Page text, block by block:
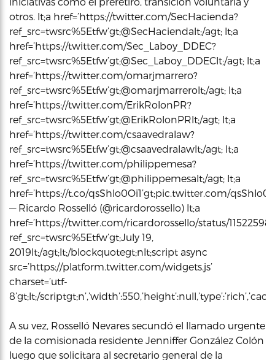
otros. lt;a href=’https://twitter.com/SecHacienda?
ref_src=twsrc%5Etfw’gt;@SecHaciendalt;/agt; lt;a
href=’https://twitter.com/Sec_Laboy_DDEC?
ref_src=twsrc%5Etfw’gt;@Sec_Laboy_DDEClt;/agt; lt;a
href=’https://twitter.com/omarjmarrero?
ref_src=twsrc%5Etfw’gt;@omarjmarrerolt;/agt; lt;a
href=’https://twitter.com/ErikRolonPR?
ref_src=twsrc%5Etfw’gt;@ErikRolonPRlt;/agt; lt;a
href=’https://twitter.com/csaavedralaw?
ref_src=twsrc%5Etfw’gt;@csaavedralawlt;/agt; lt;a
href=’https://twitter.com/philippemesa?
ref_src=twsrc%5Etfw’gt;@philippemesalt;/agt; lt;a
href=’https://t.co/qsShlo0Oi1’gt;pic.twitter.com/
— Ricardo Rosselló (@ricardorossello) lt;a
href=’https://twitter.com/ricardorossello/status/
ref_src=twsrc%5Etfw’gt;July 19,
2019lt;/agt;lt;/blockquotegt;nlt;script async
src=’https://platform.twitter.com/widgets.js’
charset=’utf-
8’gt;lt;/
A su vez, Rosselló Nevares secundó el llamado urgente
de la comisionada residente Jenniffer González Colón
luego que solicitara al secretario general de la